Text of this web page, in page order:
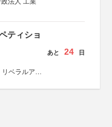
ティショ
ベラルアー
あと 24 日